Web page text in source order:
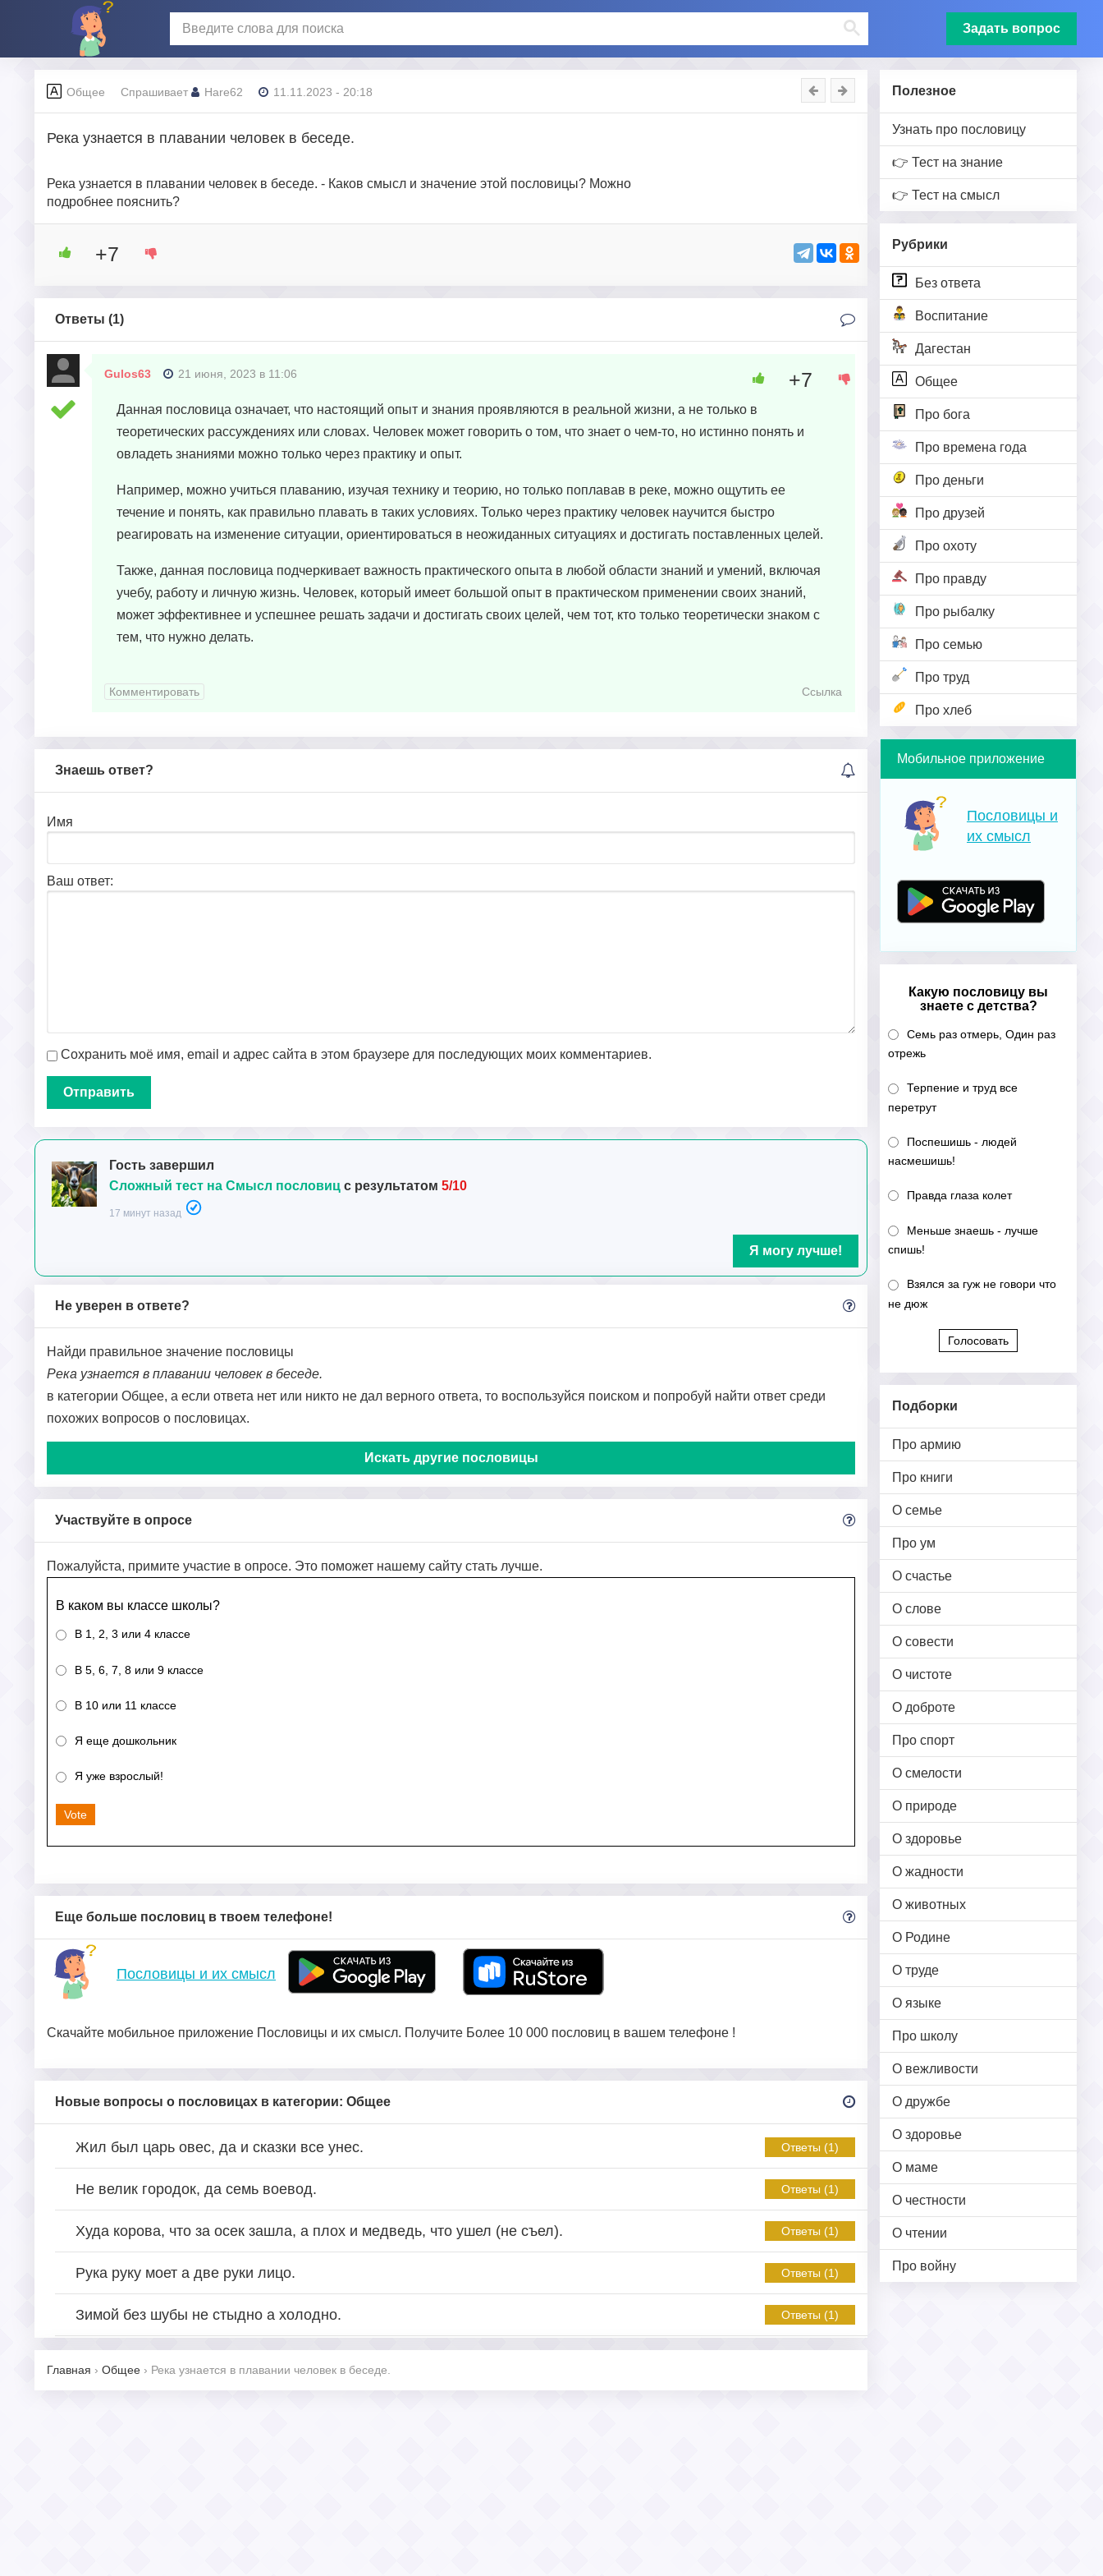
Задать вопрос
Полезное
Узнать про пословицу
👉 Тест на знание
👉 Тест на смысл
Рубрики
Без ответа
Воспитание
Дагестан
Общее
Про бога
Про времена года
Про деньги
Про друзей
Про охоту
Про правду
Про рыбалку
Про семью
Про труд
Про хлеб
Мобильное приложение
Пословицы и
их смысл
Какую пословицу вы
знаете с детства?
Семь раз отмерь, Один раз
отрежь
Терпение и труд все
перетрут
Поспешишь - людей
насмешишь!
Правда глаза колет
Меньше знаешь - лучше
спишь!
Взялся за гуж не говори что
не дюж
Голосовать
Подборки
Про армию
Про книги
О семье
Про ум
О счастье
О слове
О совести
О чистоте
О доброте
Про спорт
О смелости
О природе
О здоровье
О жадности
О животных
О Родине
О труде
О языке
Про школу
О вежливости
О дружбе
О здоровье
О маме
О честности
О чтении
Про войну
Общее Спрашивает Hare62 11.11.2023 - 20:18
Река узнается в плавании человек в беседе.
Река узнается в плавании человек в беседе. - Каков смысл и значение этой пословицы? Можно
подробнее пояснить?
+7
Ответы (1)
Gulos63 21 июня, 2023 в 11:06
Данная пословица означает, что настоящий опыт и знания проявляются в реальной жизни, а не только в
теоретических рассуждениях или словах. Человек может говорить о том, что знает о чем-то, но истинно понять и
овладеть знаниями можно только через практику и опыт.
Например, можно учиться плаванию, изучая технику и теорию, но только поплавав в реке, можно ощутить ее
течение и понять, как правильно плавать в таких условиях. Только через практику человек научится быстро
реагировать на изменение ситуации, ориентироваться в неожиданных ситуациях и достигать поставленных целей.
Также, данная пословица подчеркивает важность практического опыта в любой области знаний и умений, включая
учебу, работу и личную жизнь. Человек, который имеет большой опыт в практическом применении своих знаний,
может эффективнее и успешнее решать задачи и достигать своих целей, чем тот, кто только теоретически знаком с
тем, что нужно делать.
+7
Комментировать Ссылка
Знаешь ответ?
Имя
Ваш ответ:
Сохранить моё имя, email и адрес сайта в этом браузере для последующих моих комментариев.
Гость завершил
Сложный тест на Смысл пословиц с результатом 5/10
17 минут назад
Я могу лучше!
Не уверен в ответе?
Найди правильное значение пословицы
Река узнается в плавании человек в беседе.
в категории Общее, а если ответа нет или никто не дал верного ответа, то воспользуйся поиском и попробуй найти ответ среди
похожих вопросов о пословицах.
Искать другие пословицы
Участвуйте в опросе
Пожалуйста, примите участие в опросе. Это поможет нашему сайту стать лучше.
В каком вы классе школы?
В 1, 2, 3 или 4 классе
В 5, 6, 7, 8 или 9 классе
В 10 или 11 классе
Я еще дошкольник
Я уже взрослый!
Vote
Еще больше пословиц в твоем телефоне!
Пословицы и их смысл
Скачайте мобильное приложение Пословицы и их смысл. Получите Более 10 000 пословиц в вашем телефоне !
Новые вопросы о пословицах в категории: Общее
Жил был царь овес, да и сказки все унес. Ответы (1)
Не велик городок, да семь воевод. Ответы (1)
Худа корова, что за осек зашла, а плох и медведь, что ушел (не съел). Ответы (1)
Рука руку моет а две руки лицо. Ответы (1)
Зимой без шубы не стыдно а холодно. Ответы (1)
Главная › Общее › Река узнается в плавании человек в беседе.